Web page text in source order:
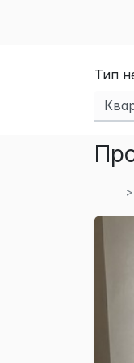
Тип